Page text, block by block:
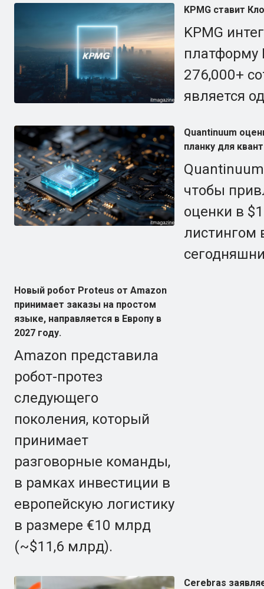
KPMG ставит
KPMG
платформу
276,000+
является
Quantinuum
планку для
чтобы
оценки в
листингом
Новый робот Proteus от Amazon
принимает заказы на простом
языке, направляется в Европу в
2027 году.
Amazon представила
робот-протез
следующего
поколения, который
принимает
разговорные команды,
в рамках инвестиции в
европейскую логистику
в размере €10 млрд
(~$11,6 млрд).
Cerebras